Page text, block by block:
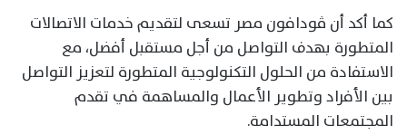
كما أكد أن ڤودافون مصر تسعى لتقديم خدمات الاتصالات
المتطورة بهدف التواصل من أجل مستقبل أفضل، مع
الاستفادة من الحلول التكنولوجية المتطورة لتعزيز التواصل
بين الأفراد وتطوير الأعمال والمساهمة في تقدم
المجتمعات المستدامة.